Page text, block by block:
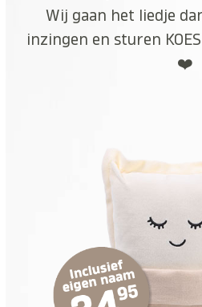
Wij gaan het liedje
inzingen en sturen
❤️